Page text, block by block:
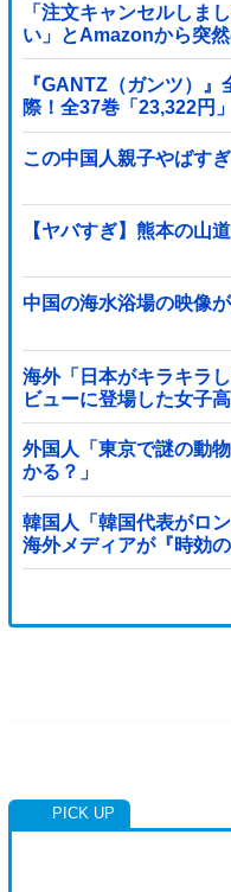
「注文キャンセルしま
い」とAmazonから突
タマーに確認したら……
『GANTZ（ガンツ）
際！全37巻「23,322円
て超お得に買えるこの
この中国人親子やばす
【ヤバすぎ】熊本の山
中国の海水浴場の映像
海外「日本がキラキラ
ビューに登場した女子
外国人「東京で謎の動
かる？」
韓国人「韓国代表がロ
海外メディアが『時効
り得る』と報道！」